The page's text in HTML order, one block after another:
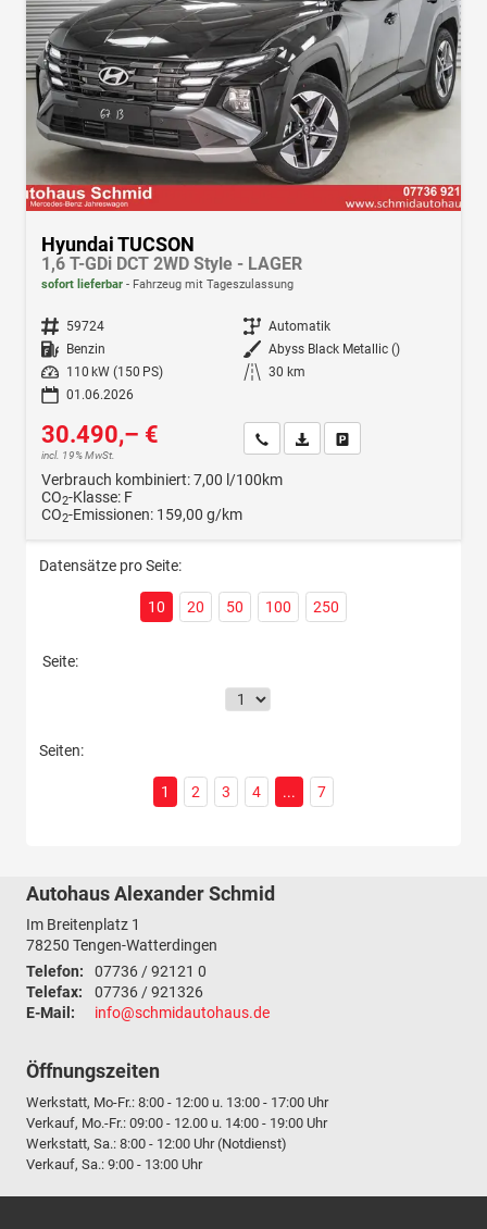
Hyundai TUCSON
1,6 T-GDi DCT 2WD Style - LAGER
sofort lieferbar Fahrzeug mit Tageszulassung
Fahrzeugnr. 59724 Getriebe Automatik
Kraftstoff Benzin Außenfarbe Abyss Black Metallic ()
Leistung
110 kW (150 PS) Kilometerstand 30 km
01.06.2026
30.490,– €
incl. 19% MwSt.
Wir rufen Sie anFahrzeugexposé (PDF)
Verbrauch kombiniert:7,00 l/100km
CO2-Klasse: F
CO2-Emissionen: 159,00 g/km
Datensätze pro Seite:
10 20 50 100 250
Seite:
Seiten:
1 2 3 4 ... 7
Autohaus Alexander Schmid
Im Breitenplatz 1
78250 Tengen-Watterdingen
Telefon:
07736 / 92121 0
Telefax:
07736 / 921326
E-Mail:
info@schmidautohaus.de
Öffnungszeiten
Werkstatt, Mo-Fr.: 8:00 - 12:00 u. 13:00 - 17:00 Uhr
Verkauf, Mo.-Fr.: 09:00 - 12.00 u. 14:00 - 19:00 Uhr
Werkstatt, Sa.: 8:00 - 12:00 Uhr (Notdienst)
Verkauf, Sa.: 9:00 - 13:00 Uhr